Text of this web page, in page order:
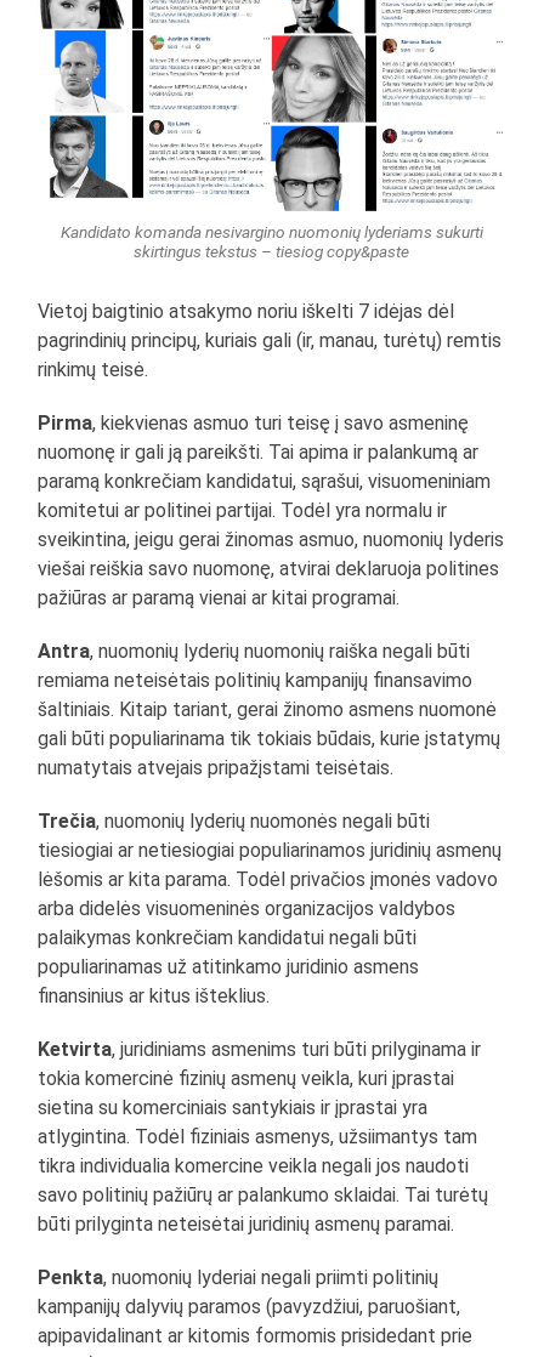
Kandidato komanda nesivargino nuomonių lyderiams sukurti
skirtingus tekstus – tiesiog copy&paste
Vietoj baigtinio atsakymo noriu iškelti 7 idėjas dėl
pagrindinių principų, kuriais gali (ir, manau, turėtų) remtis
rinkimų teisė.
Pirma, kiekvienas asmuo turi teisę į savo asmeninę
nuomonę ir gali ją pareikšti. Tai apima ir palankumą ar
paramą konkrečiam kandidatui, sąrašui, visuomeniniam
komitetui ar politinei partijai. Todėl yra normalu ir
sveikintina, jeigu gerai žinomas asmuo, nuomonių lyderis
viešai reiškia savo nuomonę, atvirai deklaruoja politines
pažiūras ar paramą vienai ar kitai programai.
Antra, nuomonių lyderių nuomonių raiška negali būti
remiama neteisėtais politinių kampanijų finansavimo
šaltiniais. Kitaip tariant, gerai žinomo asmens nuomonė
gali būti populiarinama tik tokiais būdais, kurie įstatymų
numatytais atvejais pripažįstami teisėtais.
Trečia, nuomonių lyderių nuomonės negali būti
tiesiogiai ar netiesiogiai populiarinamos juridinių asmenų
lėšomis ar kita parama. Todėl privačios įmonės vadovo
arba didelės visuomeninės organizacijos valdybos
palaikymas konkrečiam kandidatui negali būti
populiarinamas už atitinkamo juridinio asmens
finansinius ar kitus išteklius.
Ketvirta, juridiniams asmenims turi būti prilyginama ir
tokia komercinė fizinių asmenų veikla, kuri įprastai
sietina su komerciniais santykiais ir įprastai yra
atlygintina. Todėl fiziniais asmenys, užsiimantys tam
tikra individualia komercine veikla negali jos naudoti
savo politinių pažiūrų ar palankumo sklaidai. Tai turėtų
būti prilyginta neteisėtai juridinių asmenų paramai.
Penkta, nuomonių lyderiai negali priimti politinių
kampanijų dalyvių paramos (pavyzdžiui, paruošiant,
apipavidalinant ar kitomis formomis prisidedant prie